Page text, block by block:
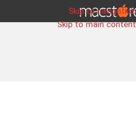
Skip to navigation
Skip to main content